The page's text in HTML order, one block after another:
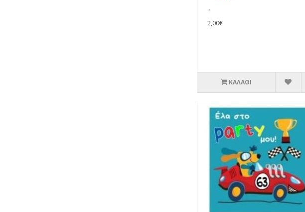
..
2,00€
ΚΑΛΆΘΙ